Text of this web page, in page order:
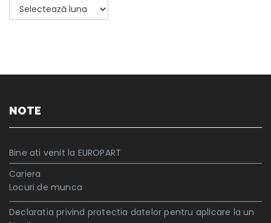
Archiva
NOTE
Bine ati venit la EUROPART
Cariera
Locuri de munca
Declaratia privind protectia datelor pentru aplicare la un